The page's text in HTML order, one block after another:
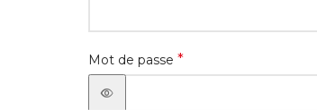
Mot de passe *